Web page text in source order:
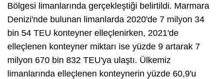
Bölgesi limanlarında gerçekleştiği belirtildi. Marmara
Denizi'nde bulunan limanlarda 2020'de 7 milyon 34
bin 54 TEU konteyner elleçlenirken, 2021'de
elleçlenen konteyner miktarı ise yüzde 9 artarak 7
milyon 670 bin 832 TEU'ya ulaştı. Ülkemiz
limanlarında elleçlenen konteynerin yüzde 60,9'u